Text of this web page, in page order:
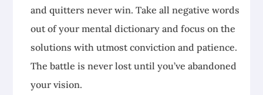
and quitters never win. Take all negative words
out of your mental dictionary and focus on the
solutions with utmost conviction and patience.
The battle is never lost until you’ve abandoned
your vision.